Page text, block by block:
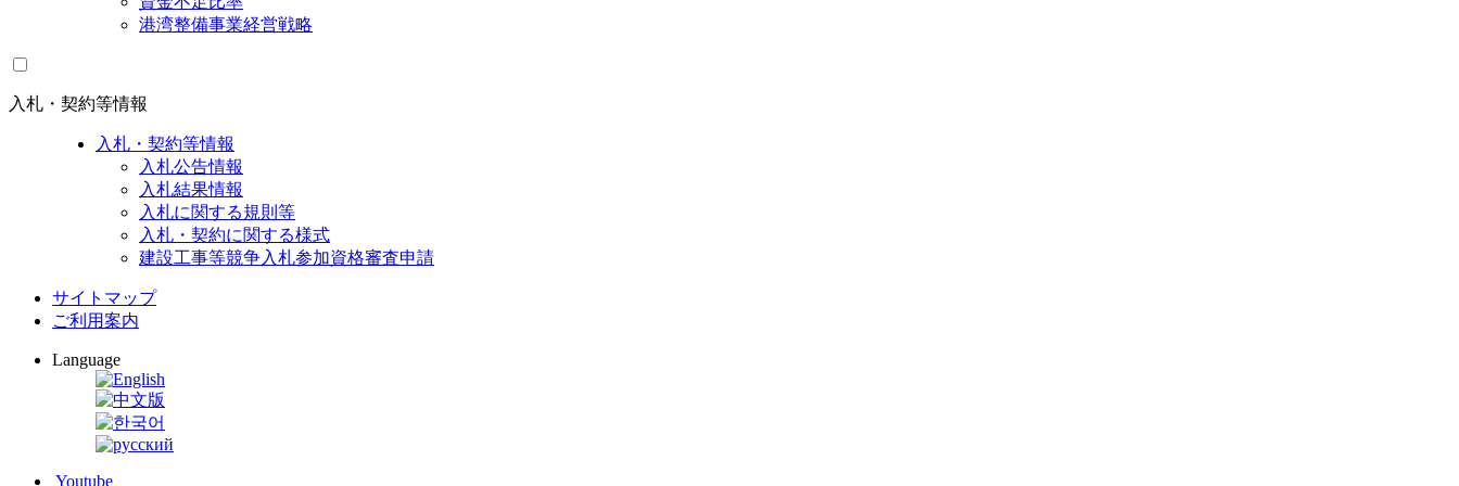
港湾整備事業経営戦略
入札・契約等情報
入札・契約等情報
入札公告情報
入札結果情報
入札に関する規則等
入札・契約に関する様式
建設工事等競争入札参加資格審査申請
サイトマップ
ご利用案内
Language
Youtube